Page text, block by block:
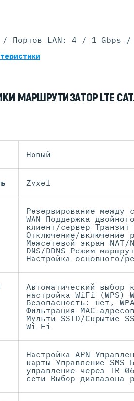
/ Портов LAN: 4 / 1 Gbps /
МАРШРУТИЗАТОР LTE
Новый
Zyxel
Резервирование
WAN Поддержка
клиент/сервер
Отключение/включение
Межсетевой экран NAT/
DNS/DDNS Режим
Настройка основного/
Автоматический выбор
настройка WiFi (WPS)
Безопасность: нет,
Фильтрация MAC-
Мульти-SSID/Скрытие
Wi-Fi
Настройка APN
карты Управление SMS
управление через TR-
сети Выбор диапазона